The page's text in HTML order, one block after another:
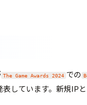
The Game Awards 2024 での
表しています。新規IP